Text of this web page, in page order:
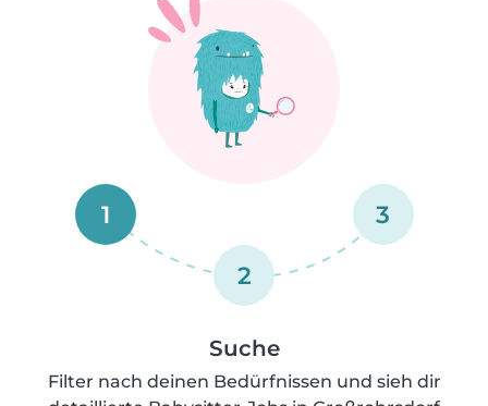
1
2
3
Suche
Filter nach deinen Bedürfnissen und sieh dir